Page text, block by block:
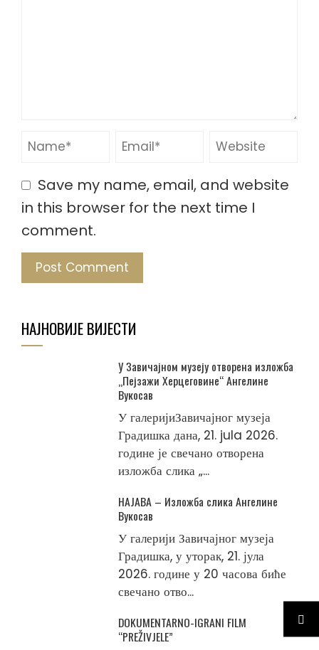
Save my name, email, and website
in this browser for the next time I
comment.
НАЈНОВИЈЕ ВИЈЕСТИ
У Завичајном музеју отворена изложба
„Пејзажи Херцеговине“ Ангелине
Вукосав
У галеријиЗавичајног музеја
Градишка дана, 21. jula 2026.
године је свечано отворена
изложба слика „...
НАЈАВА – Изложба слика Ангелине
Вукосав
У галерији Завичајног музеја
Градишка, у уторак, 21. јула
2026. године у 20 часова биће
свечано отво...
DOKUMENTARNO-IGRANI FILM
“PREŽIVJELE”